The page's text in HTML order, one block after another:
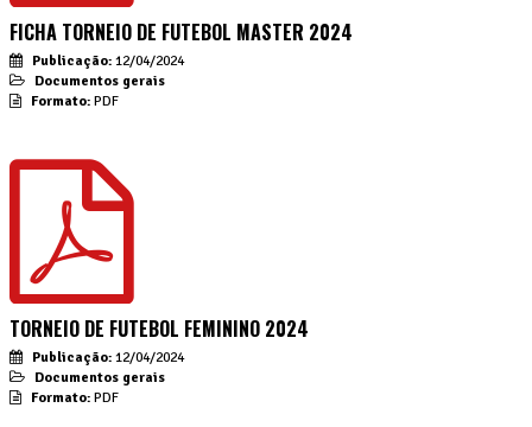
FICHA TORNEIO DE FUTEBOL MASTER 2024
Publicação: 12/04/2024
Documentos gerais
Formato: PDF
TORNEIO DE FUTEBOL FEMININO 2024
Publicação: 12/04/2024
Documentos gerais
Formato: PDF